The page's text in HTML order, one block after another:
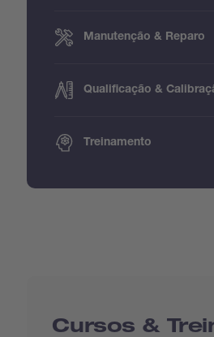
Manutenção & Reparo
Qualificação &
Treinamento
Cursos &